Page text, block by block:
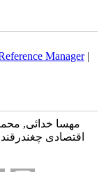
Manager|
مهسا خدائی,